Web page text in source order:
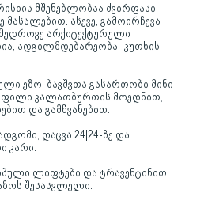
მშენებლობაა ძვირფასი
ასევე, გამოირჩევა
არქიტექტურული
ადგილმდებარეობა- კუთხის
ეზო: ბავშვთა გასართობი მინი-
კალათბურთის მოედნით,
და გამწვანებით.
დაცვა 24|24-ზე და
კარი.
ლიფტები და ტრავენტინით
შესასვლელი.